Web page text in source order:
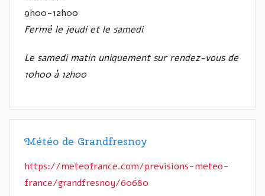
9h00-12h00
Fermé le jeudi et le samedi
Le samedi matin uniquement sur rendez-vous de
10h00 à 12h00
Météo de Grandfresnoy
https://meteofrance.com/previsions-meteo-
france/grandfresnoy/60680